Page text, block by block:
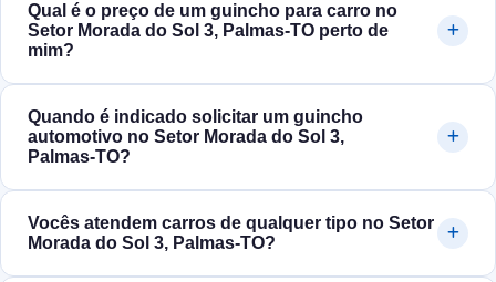
Qual é o preço de um guincho para carro no
Setor Morada do Sol 3, Palmas‑TO perto de
mim?
Quando é indicado solicitar um guincho
automotivo no Setor Morada do Sol 3,
Palmas‑TO?
Vocês atendem carros de qualquer tipo no Setor
Morada do Sol 3, Palmas‑TO?